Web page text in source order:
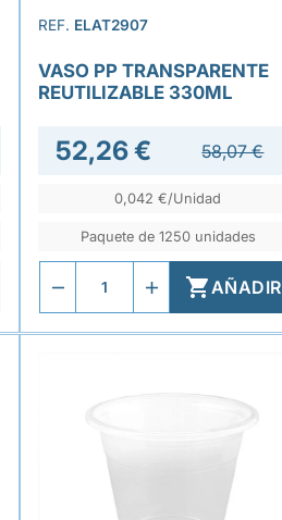
REF. ELAT2907
VASO PP TRANSPARENTE
REUTILIZABLE 330ML
52,26 € 58,07 €
0,042 €/Unidad
Paquete de 1250 unidades
AÑADIR